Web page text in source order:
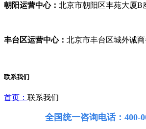
朝阳运营中心： 北京市朝阳区丰苑大厦B
丰台区运营中心： 北京市丰台区城外诚
联系我们
首页： 联系我们
全国统一咨询电话：400-